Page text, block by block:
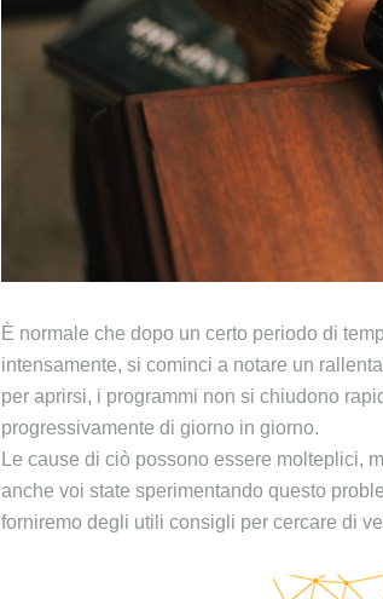
È normale che dopo un certo periodo di
intensamente, si cominci a notare un
per aprirsi, i programmi non si chiudono
progressivamente di giorno in giorno.
Le cause di ciò possono essere molteplici,
anche voi state sperimentando questo
forniremo degli utili consigli per cercare di